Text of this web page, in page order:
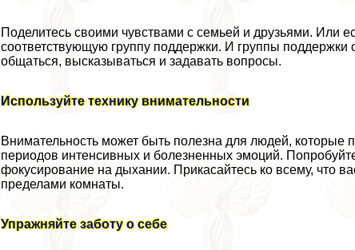
Поделитесь своими чувствами с семьей и друзьями. Или
соответствующую группу поддержки. И группы
общаться, высказываться и задавать вопросы.
Используйте технику внимательности
Внимательность может быть полезна для людей,
периодов интенсивных и болезненных эмоций.
фокусирование на дыхании. Прикасайтесь ко всему, что
пределами комнаты.
Упражняйте заботу о себе